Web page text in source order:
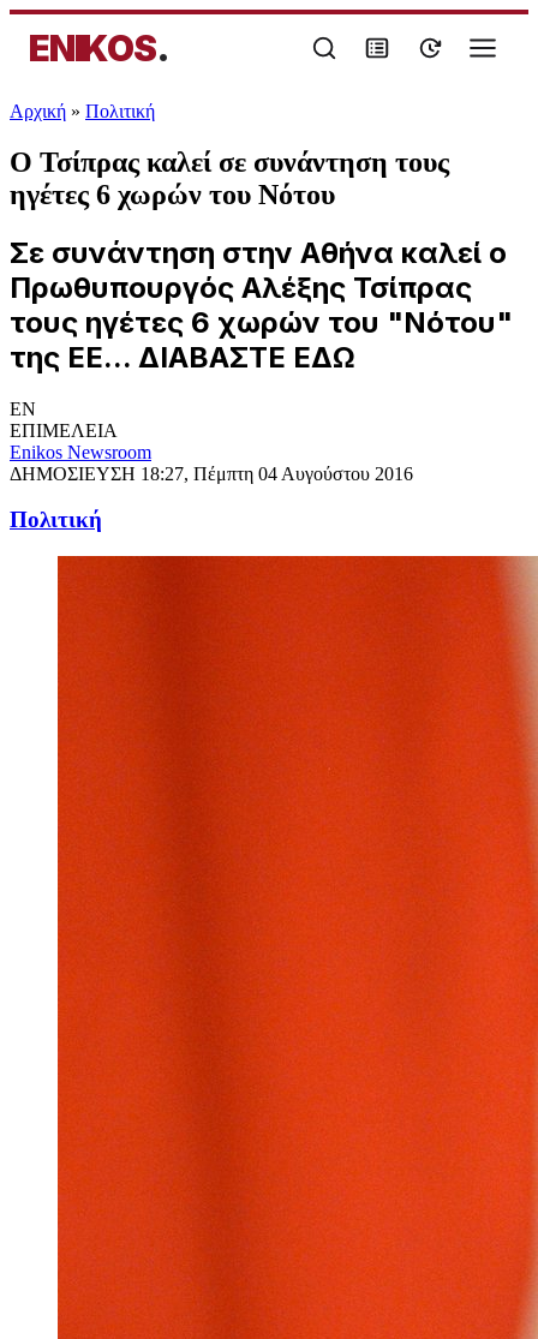
ENIKOS.
Αρχική » Πολιτική
Ο Τσίπρας καλεί σε συνάντηση τους
ηγέτες 6 χωρών του Νότου
Σε συνάντηση στην Αθήνα καλεί ο
Πρωθυπουργός Αλέξης Τσίπρας
τους ηγέτες 6 χωρών του "Νότου"
της ΕΕ... ΔΙΑΒΑΣΤΕ ΕΔΩ
EN
ΕΠΙΜΕΛΕΙΑ
Enikos Newsroom
ΔΗΜΟΣΙΕΥΣΗ 18:27, Πέμπτη 04 Αυγούστου 2016
Πολιτική